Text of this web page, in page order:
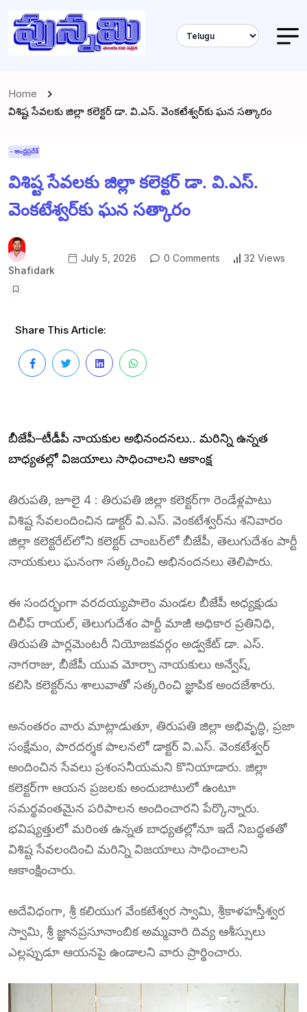
Home
విశిష్ట సేవలకు జిల్లా కలెక్టర్ డా. వి.ఎస్. వెంకటేశ్వర్‌కు ఘన సత్కారం
- ఆంధ్రప్రదేశ్
విశిష్ట సేవలకు జిల్లా కలెక్టర్ డా. వి.ఎస్.
వెంకటేశ్వర్‌కు ఘన సత్కారం
Shafidark
July 5, 2026 0 Comments 32 Views
Share This Article:
బీజేపీ–టీడీపీ నాయకుల అభినందనలు.. మరిన్ని ఉన్నత
బాధ్యతల్లో విజయాలు సాధించాలని ఆకాంక్ష
తిరుపతి, జూలై 4 : తిరుపతి జిల్లా కలెక్టర్‌గా రెండేళ్లపాటు
విశిష్ట సేవలందించిన డాక్టర్ వి.ఎస్. వెంకటేశ్వర్‌ను శనివారం
జిల్లా కలెక్టరేట్‌లోని కలెక్టర్ చాంబర్‌లో బీజేపీ, తెలుగుదేశం పార్టీ
నాయకులు ఘనంగా సత్కరించి అభినందనలు తెలిపారు.
ఈ సందర్భంగా వరదయ్యపాలెం మండల బీజేపీ అధ్యక్షుడు
దిలీప్ రాయల్, తెలుగుదేశం పార్టీ మాజీ అధికార ప్రతినిధి,
తిరుపతి పార్లమెంటరీ నియోజకవర్గం అడ్వకేట్ డా. ఎస్.
నాగరాజు, బీజేపీ యువ మోర్చా నాయకులు అన్వేష్,
కలిసి కలెక్టర్‌ను శాలువాతో సత్కరించి జ్ఞాపిక అందజేశారు.
అనంతరం వారు మాట్లాడుతూ, తిరుపతి జిల్లా అభివృద్ధి, ప్రజా
సంక్షేమం, పారదర్శక పాలనలో డాక్టర్ వి.ఎస్. వెంకటేశ్వర్
అందించిన సేవలు ప్రశంసనీయమని కొనియాడారు. జిల్లా
కలెక్టర్‌గా ఆయన ప్రజలకు అందుబాటులో ఉంటూ
సమర్థవంతమైన పరిపాలన అందించారని పేర్కొన్నారు.
భవిష్యత్తులో మరింత ఉన్నత బాధ్యతల్లోనూ ఇదే నిబద్ధతతో
విశిష్ట సేవలందించి మరిన్ని విజయాలు సాధించాలని
ఆకాంక్షించారు.
అదేవిధంగా, శ్రీ కలియుగ వేంకటేశ్వర స్వామి, శ్రీకాళహస్తీశ్వర
స్వామి, శ్రీ జ్ఞానప్రసూనాంబిక అమ్మవారి దివ్య ఆశీస్సులు
ఎల్లప్పుడూ ఆయనపై ఉండాలని వారు ప్రార్థించారు.